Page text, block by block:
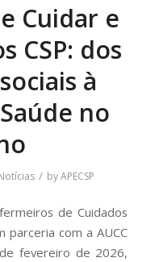
Cuidar e
CSP: dos
à
no
/ byAPECSP
de Cuidados
parceria com a AUCC
fevereiro de 2026,